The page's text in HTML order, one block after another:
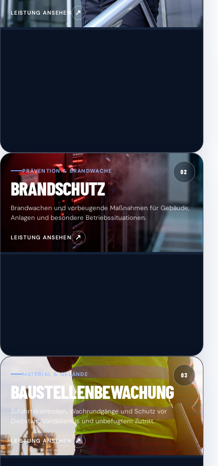
LEISTUNG ANSEHEN ↗
02
PRÄVENTION & BRANDWACHE
BRANDSCHUTZ
Brandwachen und vorbeugende Maßnahmen für Gebäude,
Anlagen und besondere Betriebssituationen.
LEISTUNG ANSEHEN ↗
03
MATERIAL & GELÄNDE
BAUSTELLENBEWACHUNG
Zufahrtskontrollen, Wachrundgänge und Schutz vor
Diebstahl, Vandalismus und unbefugtem Zutritt.
LEISTUNG ANSEHEN ↗